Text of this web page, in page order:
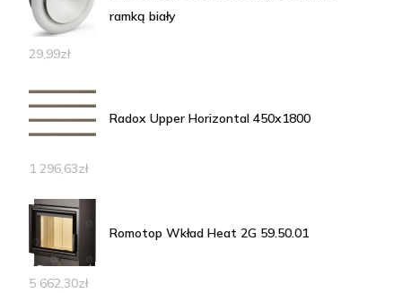
ramką biały
29,99zł
Radox Upper Horizontal 450x1800
1 296,63zł
Romotop Wkład Heat 2G 59.50.01
5 662,30zł